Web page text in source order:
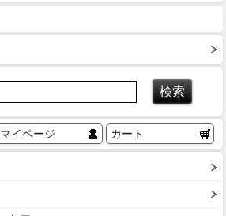
マイページ カート